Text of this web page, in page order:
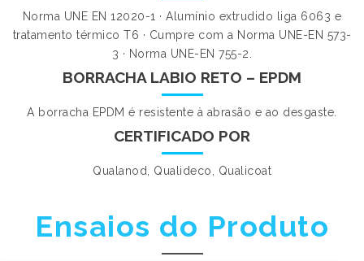
Norma UNE EN 12020-1 · Alumínio extrudido liga 6063 e
tratamento térmico T6 · Cumpre com a Norma UNE-EN 573-
3 · Norma UNE-EN 755-2.
BORRACHA LABIO RETO – EPDM
A borracha EPDM é resistente à abrasão e ao desgaste.
CERTIFICADO POR
Qualanod, Qualideco, Qualicoat
Ensaios do Produto